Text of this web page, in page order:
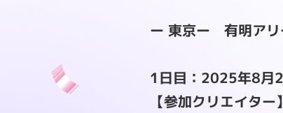
ー 東京ー 有明ア
1日目：2025年8月
【参加クリエイター】